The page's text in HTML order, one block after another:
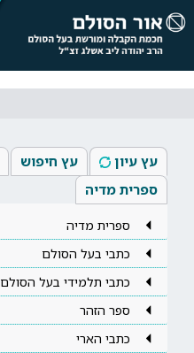
עץ עיון עץ חיפוש
ספרית מדיה
ספרית מדיה
כתבי בעל הסולם
כתבי תלמידי בעל הסולם
ספר הזהר
כתבי הארי